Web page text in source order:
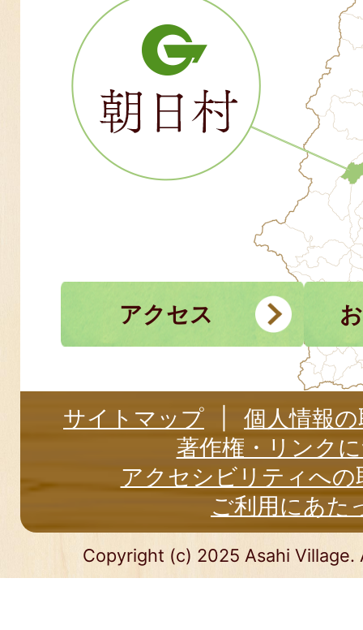
アクセス
サイトマップ
個人情報
著作権・リンク
アクセシビリティへの
ご利用にあた
Copyright (c) 2025 Asahi Village.